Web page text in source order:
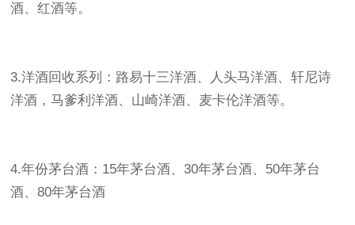
酒、红酒等。
3.洋酒回收系列：路易十三洋酒、人头马洋酒、轩尼诗
洋酒，马爹利洋酒、山崎洋酒、麦卡伦洋酒等。
4.年份茅台酒：15年茅台酒、30年茅台酒、50年茅台
酒、80年茅台酒